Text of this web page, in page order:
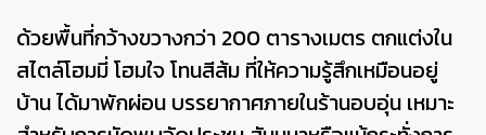
ด้วยพื้นที่กว้างขวางกว่า 200 ตารางเมตร ตกแต่งใน
สไตล์โฮมมี่ โฮมใจ โทนสีส้ม ที่ให้ความรู้สึกเหมือนอยู่
บ้าน ได้มาพักผ่อน บรรยากาศภายในร้านอบอุ่น เหมาะ